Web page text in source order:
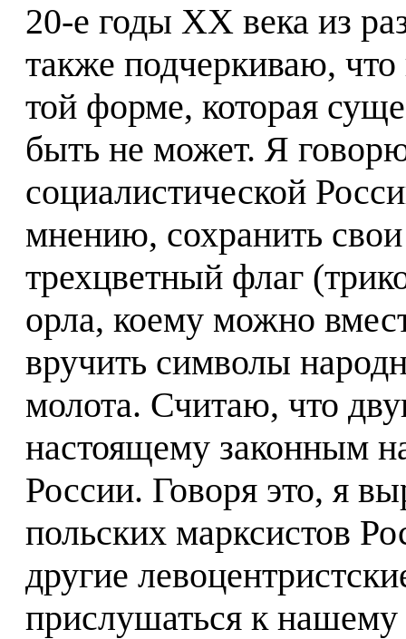
20-е годы XX века из
также подчеркиваю,
той форме, которая
быть не может. Я
социалистической
мнению, сохранить
трехцветный флаг
орла, коему можно
вручить символы
молота. Считаю, что
настоящему законным
России. Говоря это, я
польских марксистов
другие
прислушаться к